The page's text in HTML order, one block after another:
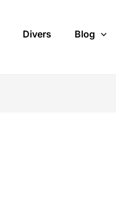
Divers Blog